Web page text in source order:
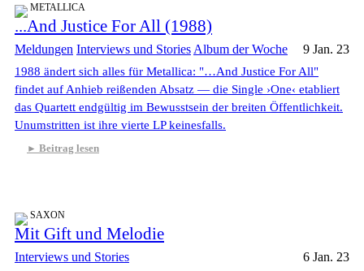
METALLICA
...And Justice For All (1988)
Meldungen Interviews und Stories Album der Woche 9 Jan. 23
1988 ändert sich alles für Metallica: "…And Justice For All"
findet auf Anhieb reißenden Absatz — die Single ›One‹ etabliert
das Quartett endgültig im Bewusstsein der breiten Öffentlichkeit.
Unumstritten ist ihre vierte LP keinesfalls.
Beitrag lesen
SAXON
Mit Gift und Melodie
Interviews und Stories 6 Jan. 23